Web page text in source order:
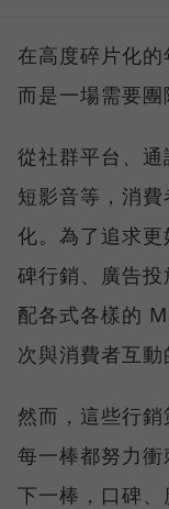
在高度碎片化的
而是一場需要團
從社群平台、通
短影音等，消
化。為了追求
碑行銷、廣告
配各式各樣的
次與消費者互動
然而，這些行
每一棒都努力
下一棒，口碑